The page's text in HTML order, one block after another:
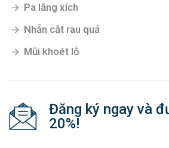
Pa lăng xích
Nhẵn cắt rau quả
Mũi khoét lỗ
Đăng ký ngay và
20%!